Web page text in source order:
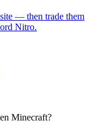
— then trade them
Nitro.
Minecraft?